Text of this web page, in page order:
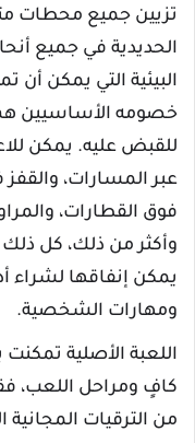
تزيين جميع محطات
الحديدية في جميع
البيئية التي يمكن أن
خصومه الأساسيين
للقبض عليه. يمكن
عبر المسارات،
فوق القطارات،
وأكثر من ذلك، كل ذلك
يمكن إنفاقها لشراء
ومهارات الشخصية.
اللعبة الأصلية
كافٍ ومراحل اللعب،
من الترقيات المجانية